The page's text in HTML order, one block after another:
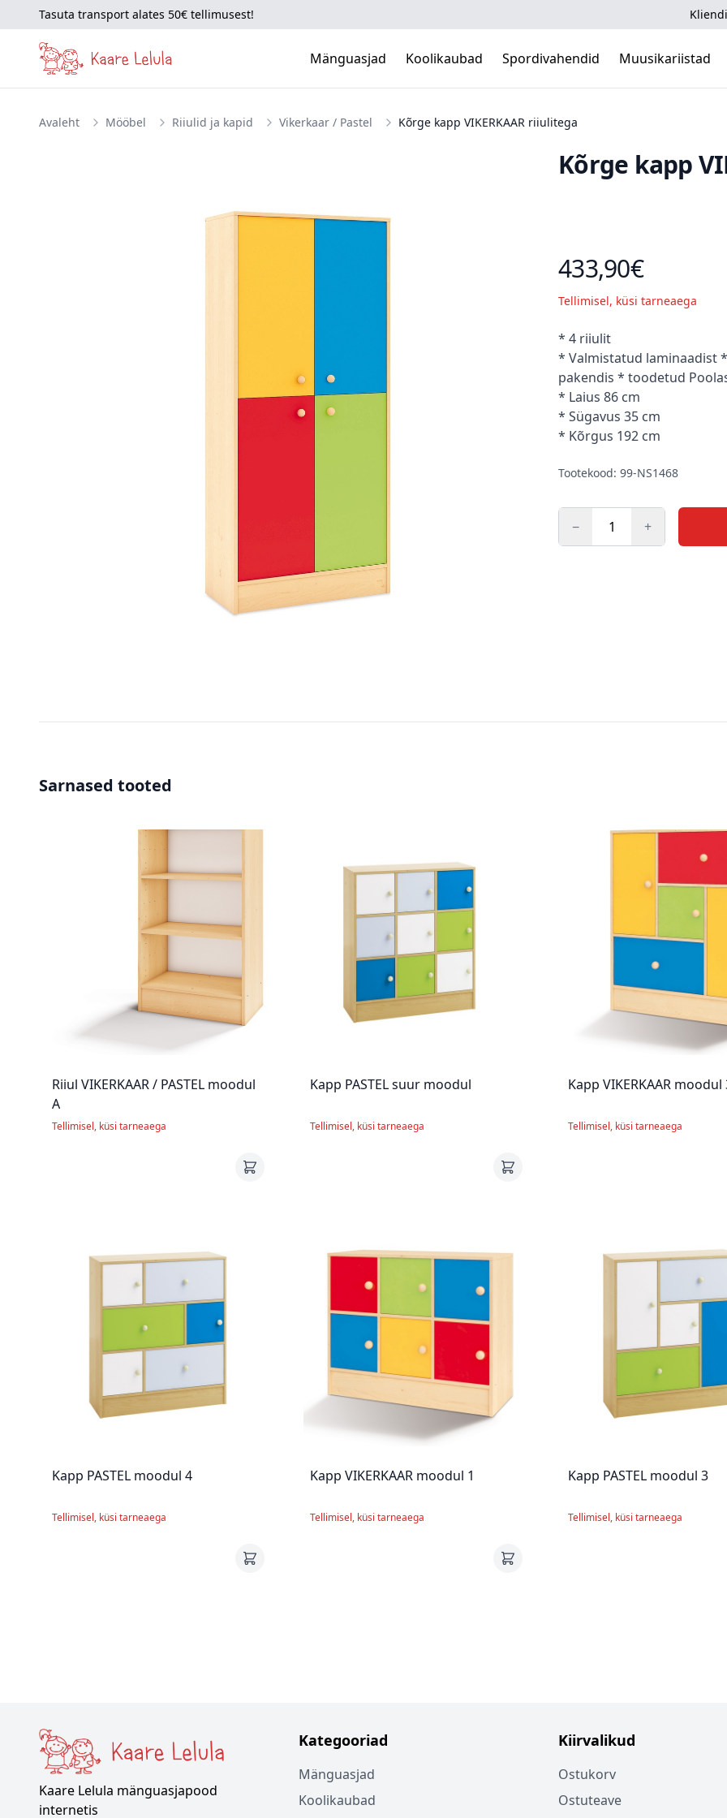
Tasuta transport alates 50€ tellimusest!
Mänguasjad Koolikaubad Spordivahendid Muusikariistad
Avaleht Mööbel Riiulid ja kapid Vikerkaar / Pastel Kõrge kapp VIKERKAAR riiulitega
Kõrge kapp
Toote hind
433,90€
Tellimisel, küsi tarneaega
Kirjeldus
* 4 riiulit
* Valmistatud laminaadist
pakendis * toodetud
* Laius 86 cm
* Sügavus 35 cm
* Kõrgus 192 cm
Tootekood: 99-NS1468
− +
Sarnased tooted
Riiul VIKERKAAR / PASTEL moodul
A
Tellimisel, küsi tarneaega
Kapp PASTEL suur moodul
Tellimisel, küsi tarneaega
Kapp VIKERKAAR moodul
Tellimisel, küsi tarneaega
Kapp PASTEL moodul 4
Tellimisel, küsi tarneaega
Kapp VIKERKAAR moodul 1
Tellimisel, küsi tarneaega
Kapp PASTEL moodul 3
Tellimisel, küsi tarneaega
Kaare Lelula mänguasjapood
internetis
Kategooriad
Mänguasjad
Koolikaubad
Kiirvalikud
Ostukorv
Ostuteave